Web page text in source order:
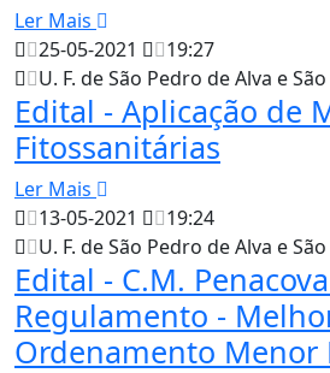
Ler Mais
25-05-2021
19:27
U. F. de São Pedro de Alva e
Edital - Aplicação de
Fitossanitárias
Ler Mais
13-05-2021
19:24
U. F. de São Pedro de Alva e
Edital - C.M.
Regulamento -
Ordenamento Menor